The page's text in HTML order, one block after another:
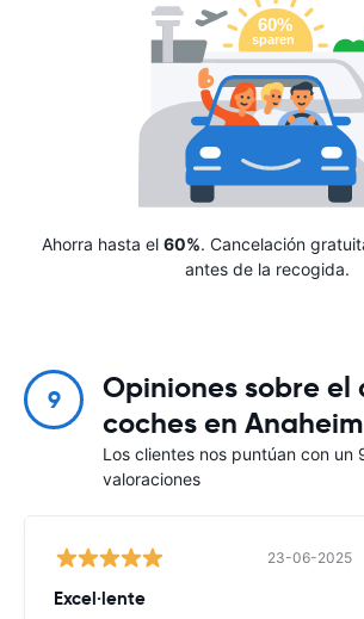
Ahorra hasta el 60%. Cancelación
antes de la recogida.
9
Opiniones sobre el
coches en Anaheim
Los clientes nos puntúan con un
valoraciones
23-06-2025
Excel·lente